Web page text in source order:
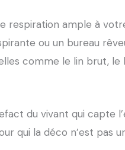
respiration ample à
ou un bureau
comme le lin brut, le
du vivant qui capte
qui la déco n’est pas